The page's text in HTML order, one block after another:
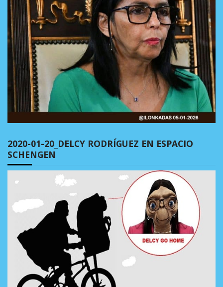
2020-01-20_DELCY RODRÍGUEZ EN ESPACIO
SCHENGEN